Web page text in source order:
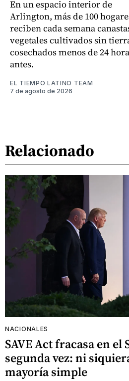
En un espacio interior de
Arlington, más de 100
reciben cada semana
vegetales cultivados sin
cosechados menos de 24
antes.
EL TIEMPO LATINO TEAM
7 de agosto de 2026
Relacionado
NACIONALES
SAVE Act fracasa en el
segunda vez: ni
mayoría simple